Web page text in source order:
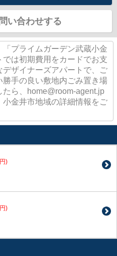
い合わせする
プライムガーデン武蔵小金
は初期費用をカードでお支
ザイナーズアパートで、ご
手の良い敷地内ごみ置き場
ら、home@room-agent.jp
金井市地域の詳細情報をご
)
)